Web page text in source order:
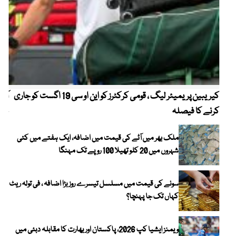
کیریبین پریمیئر لیگ ، قومی کرکٹرز کو این او سی 19 اگست کو جاری
کرنے کا فیصلہ
ملک بھر میں آٹے کی قیمت میں اضافہ، ایک ہفتے میں کئی
شہروں میں 20 کلو تھیلا 100 روپے تک مہنگا
سونے کی قیمت میں مسلسل تیسرے روز بڑا اضافہ ، فی تولہ ریٹ
کہاں تک جا پہنچا؟
ویمنز ایشیا کپ 2026، پاکستان اور بھارت کا مقابلہ دبئی میں